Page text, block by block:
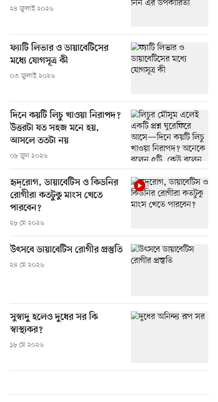
২৪ জুলাই ২০২৬
ফ্যাটি লিভার ও ডায়াবেটিসের
মধ্যে যোগসূত্র কী
০৩ জুলাই ২০২৬
দিনে কয়টি লিচু খাওয়া নিরাপদ?
উত্তরটা যত সহজ মনে হয়,
আসলে ততটা নয়
০৮ জুন ২০২৬
হৃদ্‌রোগ, ডায়াবেটিস ও কিডনির
রোগীরা কতটুকু মাংস খেতে
পারবেন?
২৮ মে ২০২৬
উৎসবে ডায়াবেটিস রোগীর প্রস্তুতি
২৪ মে ২০২৬
সুস্বাদু হলেও দুধের সর কি
স্বাস্থ্যকর?
১৮ মে ২০২৬